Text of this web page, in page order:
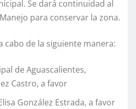
Se dará continuidad al
para conservar la zona.
cabo de la siguiente manera:
de Aguascalientes,
Castro, a favor
González Estrada, a favor